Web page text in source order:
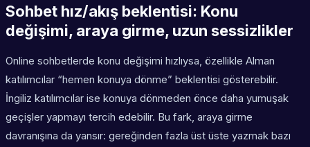
Sohbet hız/akış beklentisi: Konu
değişimi, araya girme, uzun sessizlikler
Online sohbetlerde konu değişimi hızlıysa, özellikle Alman
katılımcılar “hemen konuya dönme” beklentisi gösterebilir.
İngiliz katılımcılar ise konuya dönmeden önce daha yumuşak
geçişler yapmayı tercih edebilir. Bu fark, araya girme
davranışına da yansır: gereğinden fazla üst üste yazmak bazı